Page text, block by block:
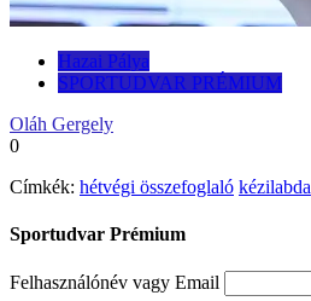
Hazai Pálya
SPORTUDVAR PRÉMIUM
Oláh Gergely
0
Címkék: hétvégi összefoglaló kézilabda
Sportudvar Prémium
Felhasználónév vagy Email